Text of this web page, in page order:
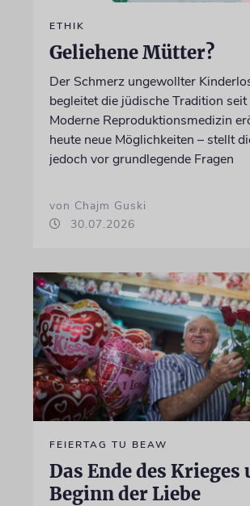
ETHIK
Geliehene Mütter?
Der Schmerz ungewollter
begleitet die jüdische Tradition seit
Moderne Reproduktionsmedizin
heute neue Möglichkeiten – stellt
jedoch vor grundlegende Fragen
von Chajm Guski
30.07.2026
FEIERTAG TU BEAW
Das Ende des Krieges
Beginn der Liebe